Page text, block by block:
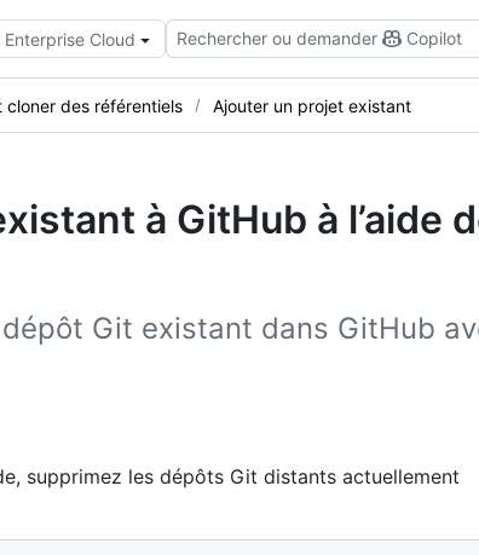
Enterprise Cloud Rechercher ou demander Copilot
cloner des référentiels Ajouter un projet existant
à GitHub à l’aide
Git existant dans GitHub
supprimez les dépôts Git distants actuellement